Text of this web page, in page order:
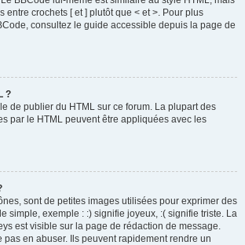
entre crochets [ et ] plutôt que < et >. Pour plus
consultez le guide accessible depuis la page de
?
de publier du HTML sur ce forum. La plupart des
par le HTML peuvent être appliquées avec les
sont de petites images utilisées pour exprimer des
simple, exemple : :) signifie joyeux, :( signifie triste. La
est visible sur la page de rédaction de message.
pas en abuser. Ils peuvent rapidement rendre un